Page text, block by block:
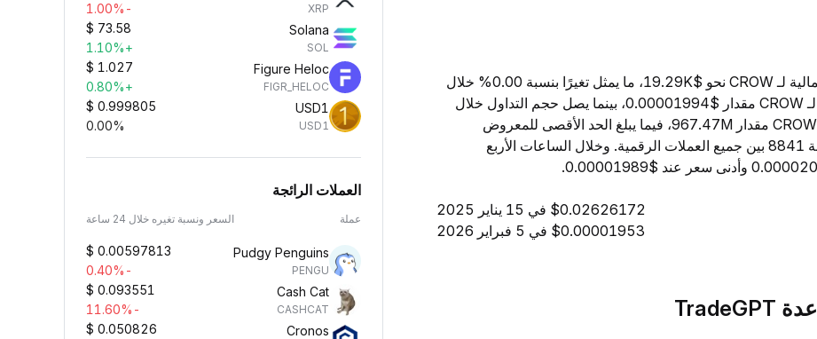
اعتبارًا من 7 أغسطس 2026، تبلغ القيمة السوقية الإجمالية لـ CROW نحو $19.29K، ما يمثل تغيرًا بنسبة 0.00% خلال
الساعات الأربع والعشرين الماضية. ويبلغ السعر الحالي لـ CROW مقدار $0.00001994، بينما يصل حجم التداول خلال
24 ساعة إلى $103.13. ويبلغ المعروض المتداول من CROW مقدار 967.47M، فيما يبلغ الحد الأقصى للمعروض
1.00B. ومن حيث القيمة السوقية، تحتل CROW المرتبة 8841 بين جميع العملات الرقمية. وخلال الساعات الأربع
$0.02626172 في 15 يناير 2025
$0.00001953 في 5 فبراير 2026
XRP
-1.00%
Solana
SOL
$ 73.58
+1.10%
Figure Heloc
FIGR_HELOC
$ 1.027
+0.80%
USD1
USD1
$ 0.999805
0.00%
العملات الرائجة
عملة السعر ونسبة تغيره خلال 24 ساعة
Pudgy Penguins
PENGU
$ 0.00597813
-0.40%
Cash Cat
CASHCAT
$ 0.093551
-11.60%
Cronos
$ 0.050826